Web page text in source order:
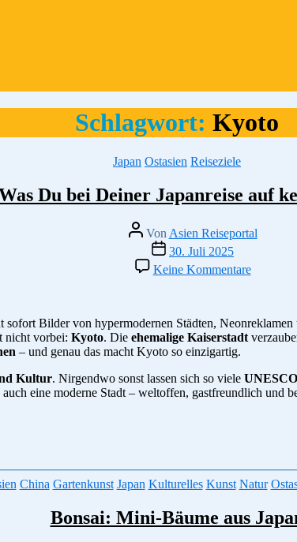
Schlagwort: Kyoto
Kategorien
Japan Ostasien Reiseziele
Du bei Deiner Japanreise auf
Beitragsautor
Von Asien Reiseportal
Veröffentlichungsdatum
30. Juli 2025
Keine Kommentarezu
Du
bei
auf
keinen
sofort Bilder von hypermodernen Städten,
nicht vorbei:Kyoto. Dieehemalige Kaiserstadt
– und genau das macht Kyoto so einzigartig.
Kultur. Nirgendwo sonst lassen sich so viele
eine moderne Stadt – weltoffen, gastfreundlich und
Kategorien
China Gartenkunst Japan Kulturelles Kunst Natur
Bonsai: Mini-Bäume aus